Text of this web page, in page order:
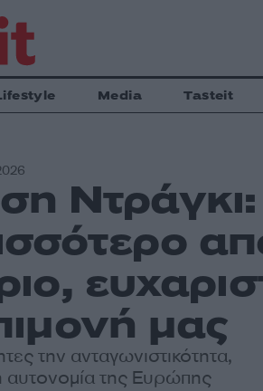
Media Tasteit
μας
την ανταγωνιστικότητα,
αυτονομία της Ευρώπης